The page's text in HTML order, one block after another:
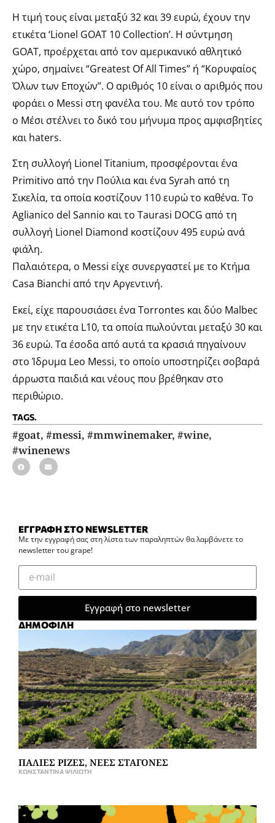
Η τιμή τους είναι μεταξύ 32 και 39 ευρώ, έχουν την
ετικέτα ‘Lionel GOAT 10 Collection’. Η σύντμηση
GOAT, προέρχεται από τον αμερικανικό αθλητικό
χώρο, σημαίνει “Greatest Of All Times” ή “Κορυφαίος
Όλων των Εποχών”. Ο αριθμός 10 είναι ο αριθμός που
φοράει ο Messi στη φανέλα του. Με αυτό τον τρόπο
ο Μέσι στέλνει το δικό του μήνυμα προς αμφισβητίες
και haters.
Στη συλλογή Lionel Titanium, προσφέρονται ένα
Primitivo από την Πούλια και ένα Syrah από τη
Σικελία, τα οποία κοστίζουν 110 ευρώ το καθένα. Το
Aglianico del Sannio και το Taurasi DOCG από τη
συλλογή Lionel Diamond κοστίζουν 495 ευρώ ανά
φιάλη.
Παλαιότερα, ο Messi είχε συνεργαστεί με το Κτήμα
Casa Bianchi από την Αργεντινή.
Εκεί, είχε παρουσιάσει ένα Torrontes και δύο Malbec
με την ετικέτα L10, τα οποία πωλούνται μεταξύ 30 και
36 ευρώ. Τα έσοδα από αυτά τα κρασιά πηγαίνουν
στο Ίδρυμα Leo Messi, το οποίο υποστηρίζει σοβαρά
άρρωστα παιδιά και νέους που βρέθηκαν στο
περιθώριο.
TAGS.
#goat, #messi, #mmwinemaker, #wine,
#winenews
ΕΓΓΡΑΦΗ ΣΤΟ NEWSLETTER
Με την εγγραφή σας στη λίστα των παραληπτών θα λαμβάνετε το
newsletter του grape!
Εγγραφή στο newsletter
ΔΗΜΟΦΙΛΗ
ΠΑΛΙΕΣ ΡΙΖΕΣ, ΝΕΕΣ ΣΤΑΓΟΝΕΣ
ΚΩΝΣΤΑΝΤΊΝΑ ΨΙΛΙΏΤΗ